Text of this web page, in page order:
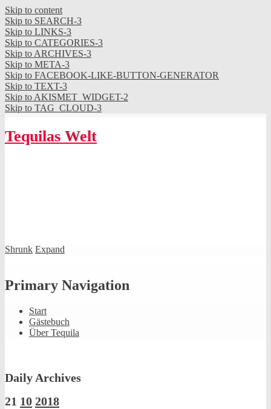
Skip to content
Skip to SEARCH-3
Skip to LINKS-3
Skip to CATEGORIES-3
Skip to ARCHIVES-3
Skip to META-3
Skip to FACEBOOK-LIKE-BUTTON-GENERATOR
Skip to TEXT-3
Skip to AKISMET_WIDGET-2
Skip to TAG_CLOUD-3
Tequilas Welt
Shrunk Expand
Primary Navigation
Start
Gästebuch
Über Tequila
Daily Archives
21 10 2018